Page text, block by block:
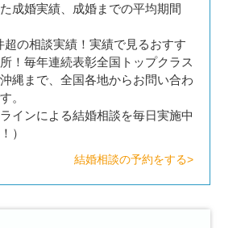
成婚実績、成婚までの平均期間
超の相談実績！実績で見るおすす
！毎年連続表彰全国トップクラス
縄まで、全国各地からお問い合わ
。
インによる結婚相談を毎日実施中
）
結婚相談の予約をする>